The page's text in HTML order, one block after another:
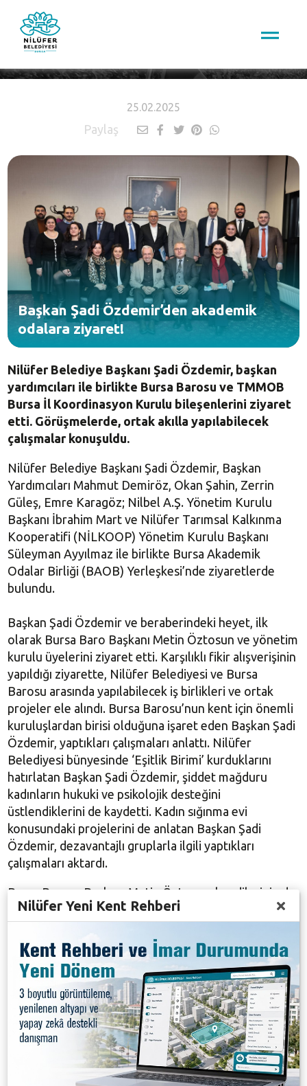
25.02.2025
Paylaş
Başkan Şadi Özdemir’den akademik
odalara ziyaret!
Nilüfer Belediye Başkanı Şadi Özdemir, başkan
yardımcıları ile birlikte Bursa Barosu ve TMMOB
Bursa İl Koordinasyon Kurulu bileşenlerini ziyaret
etti. Görüşmelerde, ortak akılla yapılabilecek
çalışmalar konuşuldu.
Nilüfer Belediye Başkanı Şadi Özdemir, Başkan
Yardımcıları Mahmut Demiröz, Okan Şahin, Zerrin
Güleş, Emre Karagöz; Nilbel A.Ş. Yönetim Kurulu
Başkanı İbrahim Mart ve Nilüfer Tarımsal Kalkınma
Kooperatifi (NİLKOOP) Yönetim Kurulu Başkanı
Süleyman Ayyılmaz ile birlikte Bursa Akademik
Odalar Birliği (BAOB) Yerleşkesi’nde ziyaretlerde
bulundu.
Başkan Şadi Özdemir ve beraberindeki heyet, ilk
olarak Bursa Baro Başkanı Metin Öztosun ve yönetim
kurulu üyelerini ziyaret etti. Karşılıklı fikir alışverişinin
yapıldığı ziyarette, Nilüfer Belediyesi ve Bursa
Barosu arasında yapılabilecek iş birlikleri ve ortak
projeler ele alındı. Bursa Barosu’nun kent için önemli
kuruluşlardan birisi olduğuna işaret eden Başkan Şadi
Özdemir, yaptıkları çalışmaları anlattı. Nilüfer
Belediyesi bünyesinde ‘Eşitlik Birimi’ kurduklarını
hatırlatan Başkan Şadi Özdemir, şiddet mağduru
kadınların hukuki ve psikolojik desteğini
üstlendiklerini de kaydetti. Kadın sığınma evi
konusundaki projelerini de anlatan Başkan Şadi
Özdemir, dezavantajlı gruplarla ilgili yaptıkları
çalışmaları aktardı.
Bursa Barosu Başkanı Metin Öztosun, kendilerinin de
çok sayıda proje gerçekleştirdiklerini ve birçok alanda
ziyaretten dolayı Başkan Şadi Özdemir’e teşekkür
etti.
BURSA İKK ZİYARETİ
Başkan Şadi Özdemir ve beraberindeki heyet, daha
sonra TMMOB Bursa İl Koordinasyon Kurulu (İKK)
bileşenleri ile bir araya geldi. Mudanya Belediye
Başkanı Deniz Dalgıç’ın da yer aldığı buluşmada,
Nilüfer Yeni Kent Rehberi